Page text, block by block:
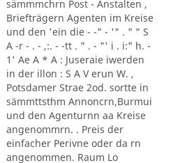
sämmmchrn Post - Anstalten ,
Briefträgern Agenten im Kreise
und den 'ein die - -" - '" . " " S
A -r - . - ,:. - -tt . " . - "' i . i:" h. -
1' Ae A * A : Juseraie iwerden
in der illon : S A V erun W. ,
Potsdamer Strae 2od. sortte in
sämmttsthm Annoncrn,Burmui
und den Agenturnn aa Kreise
angenommrn. . Preis der
einfacher Perivne oder da rn
angenommen. Raum Lo